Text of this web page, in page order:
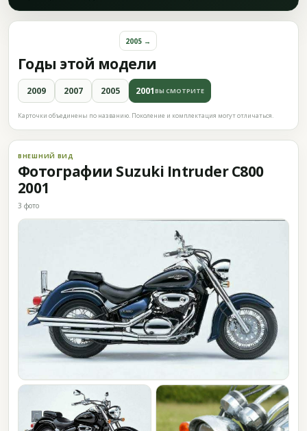
Годы этой модели
2005 →
2009 2007 2005 2001ВЫ СМОТРИТЕ
Карточки объединены по названию. Поколение и комплектация могут отличаться.
ВНЕШНИЙ ВИД
Фотографии Suzuki Intruder C800
2001
3 фото